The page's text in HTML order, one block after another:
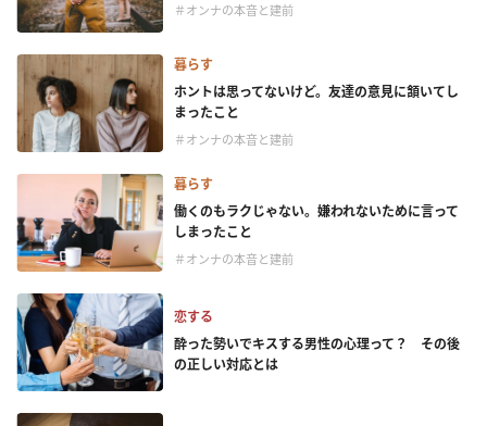
＃オンナの本音と建前
暮らす
ホントは思ってないけど。友達の意見に頷いてし
まったこと
＃オンナの本音と建前
暮らす
働くのもラクじゃない。嫌われないために言って
しまったこと
＃オンナの本音と建前
恋する
酔った勢いでキスする男性の心理って？ その後
の正しい対応とは